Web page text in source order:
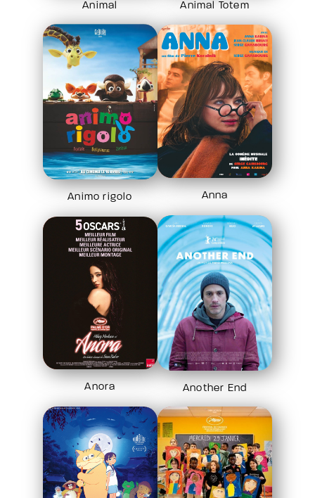
Animal Animal Totem
Animo rigolo Anna
Anora Another End